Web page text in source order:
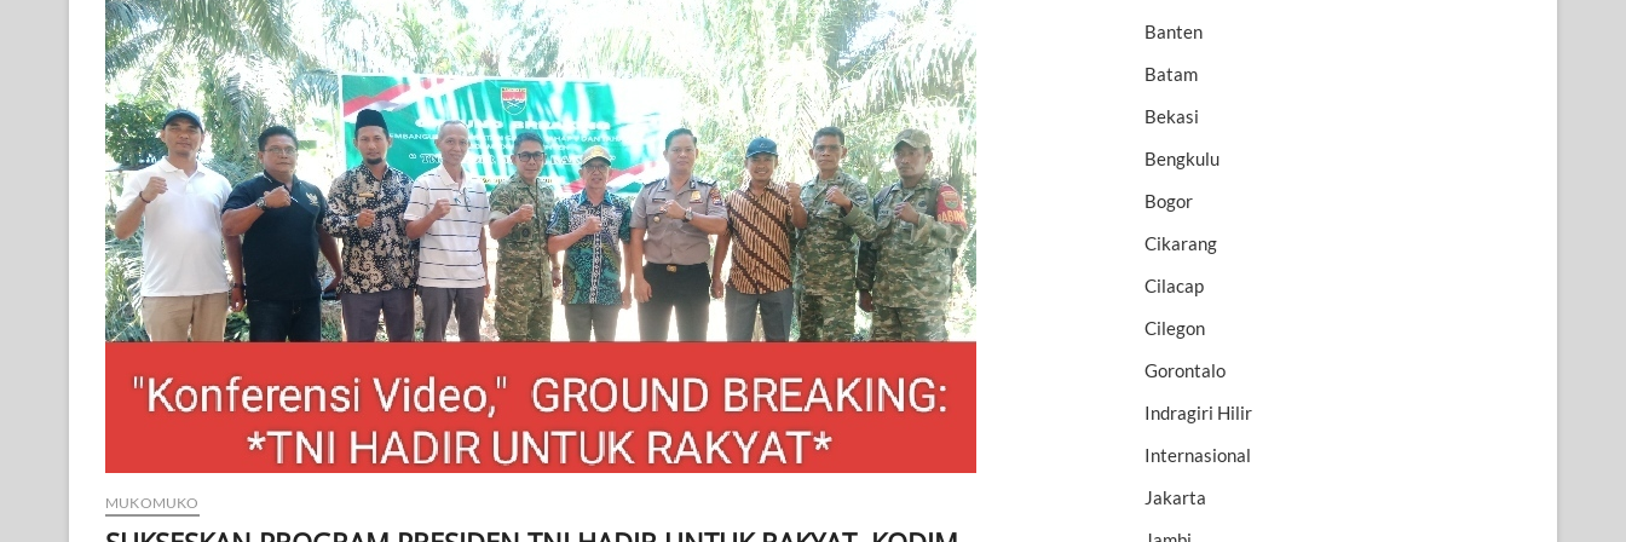
MUKOMUKO
Banten
Batam
Bekasi
Bengkulu
Bogor
Cikarang
Cilacap
Cilegon
Gorontalo
Indragiri Hilir
Internasional
Jakarta